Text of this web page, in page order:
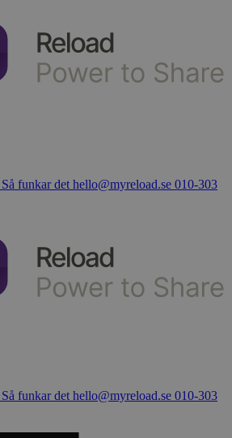
Så funkar det hello@myreload.se 010-303
Så funkar det hello@myreload.se 010-303